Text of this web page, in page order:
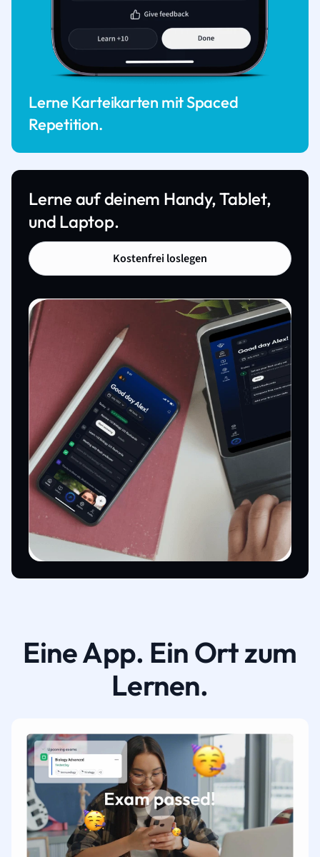
Lerne Karteikarten mit Spaced
Repetition.
Lerne auf deinem Handy, Tablet,
und Laptop.
Kostenfrei loslegen
Eine App. Ein Ort zum
Lernen.